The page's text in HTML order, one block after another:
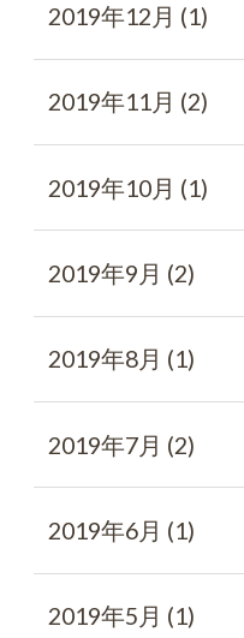
2019年12月 (1)
2019年11月 (2)
2019年10月 (1)
2019年9月 (2)
2019年8月 (1)
2019年7月 (2)
2019年6月 (1)
2019年5月 (1)